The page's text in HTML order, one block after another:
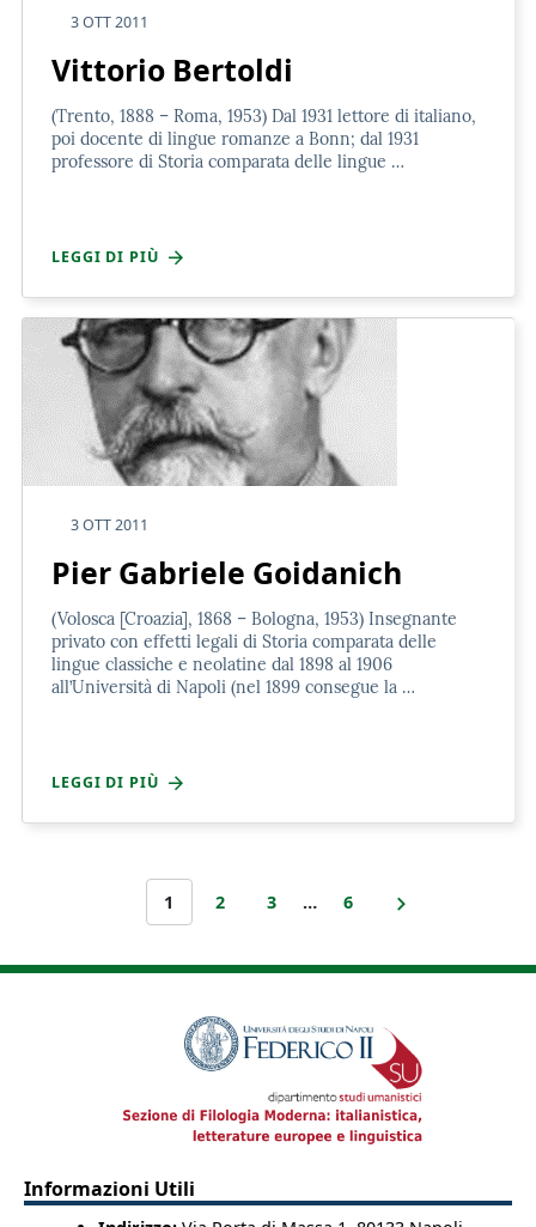
3 OTT 2011
Vittorio Bertoldi
(Trento, 1888 – Roma, 1953) Dal 1931 lettore di italiano,
poi docente di lingue romanze a Bonn; dal 1931
professore di Storia comparata delle lingue …
LEGGI DI PIÙ
3 OTT 2011
Pier Gabriele Goidanich
(Volosca [Croazia], 1868 – Bologna, 1953) Insegnante
privato con effetti legali di Storia comparata delle
lingue classiche e neolatine dal 1898 al 1906
all’Università di Napoli (nel 1899 consegue la …
LEGGI DI PIÙ
1 2 3 … 6
Informazioni Utili